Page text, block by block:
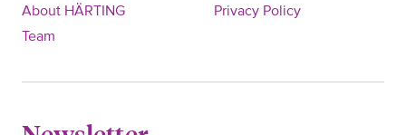
About HÄRTING
Team
Privacy Policy